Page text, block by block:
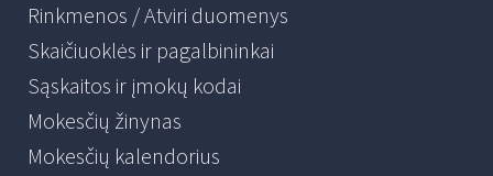
Rinkmenos / Atviri duomenys
Skaičiuoklės ir pagalbininkai
Sąskaitos ir įmokų kodai
Mokesčių žinynas
Mokesčių kalendorius